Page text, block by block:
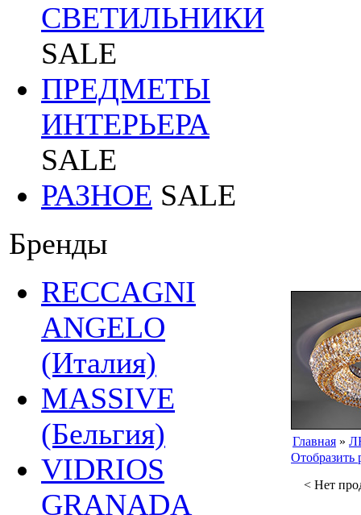
СВЕТИЛЬНИКИ
SALE
ПРЕДМЕТЫ
ИНТЕРЬЕРА
SALE
РАЗНОЕ SALE
Бренды
RECCAGNI
ANGELO
(Италия)
MASSIVE
(Бельгия)
VIDRIOS
GRANADA
Главная »
Отобразить
< Нет